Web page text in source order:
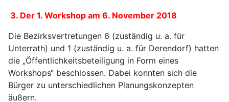
3. Der 1. Workshop am 6. November 2018
Die Bezirksvertretungen 6 (zuständig u. a. für
Unterrath) und 1 (zuständig u. a. für Derendorf) hatten
die „Öffentlichkeitsbeteiligung in Form eines
Workshops“ beschlossen. Dabei konnten sich die
Bürger zu unterschiedlichen Planungskonzepten
äußern.